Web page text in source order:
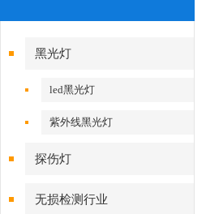
黑光灯
led黑光灯
紫外线黑光灯
探伤灯
无损检测行业